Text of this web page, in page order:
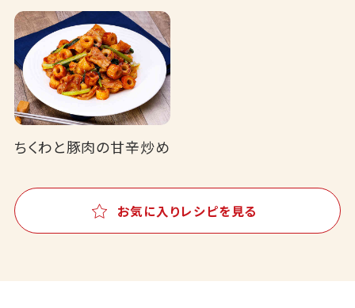
ちくわと豚肉の甘辛炒め
お気に入りレシピを見る